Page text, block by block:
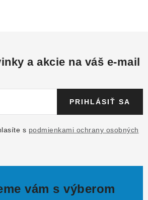
a akcie na váš e-mail
s podmienkami ochrany osobných
PRIHLÁSIŤ SA
vám s výberom